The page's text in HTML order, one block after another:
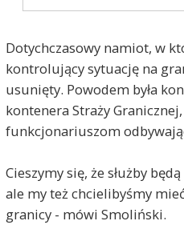
Dotychczasowy namiot, w
kontrolujący sytuację na
usunięty. Powodem była
kontenera Straży
funkcjonariuszom
Cieszymy się, że służby
ale my też chcielibyśmy
granicy - mówi Smoliński.